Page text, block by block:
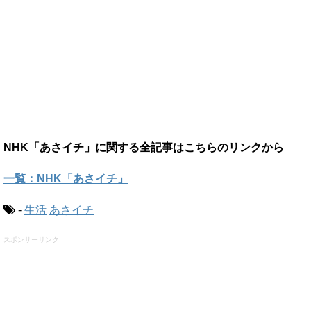
NHK「あさイチ」に関する全記事はこちらのリンクから
一覧：NHK「あさイチ」
- 生活 あさイチ
スポンサーリンク